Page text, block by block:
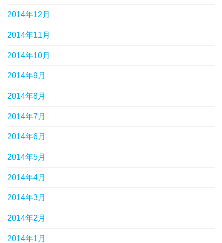
2014年12月
2014年11月
2014年10月
2014年9月
2014年8月
2014年7月
2014年6月
2014年5月
2014年4月
2014年3月
2014年2月
2014年1月